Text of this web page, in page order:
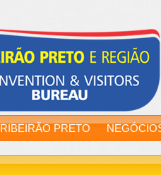
RIBEIRÃO PRETO